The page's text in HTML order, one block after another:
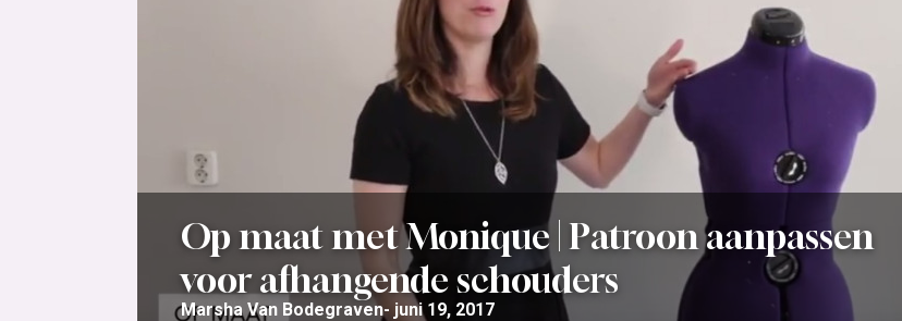
Op maat met Monique | Patroon aanpassen
voor afhangende schouders
Marsha Van Bodegraven juni 19, 2017